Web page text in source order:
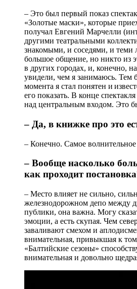
– Это был первый показ
«Золотые маски», которые
получал Евгений Марчелли
другими театральными
знакомыми, и соседями, и
большое общение, но никто из
в других городах, и, конечно,
увидели, чем я занимаюсь. Тем
момента я стал понятен и
его показать. В конце
над центральным входом. Это
– Да, в книжке про это
– Конечно. Самое
– Вообще насколько
как проходит
– Место влияет не сильно,
железнодорожном депо между
публики, она важна. Могу
эмоции, а есть скупая. Чем
заваливают смехом и
внимательная, привыкшая к
«Балтийские сезоны»
внимательная и довольно